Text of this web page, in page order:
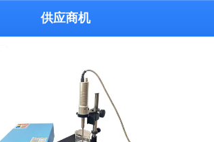
供应商机